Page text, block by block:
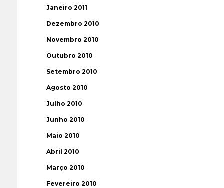
Janeiro 2011
Dezembro 2010
Novembro 2010
Outubro 2010
Setembro 2010
Agosto 2010
Julho 2010
Junho 2010
Maio 2010
Abril 2010
Março 2010
Fevereiro 2010